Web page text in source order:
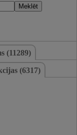
(11289)
(6317)